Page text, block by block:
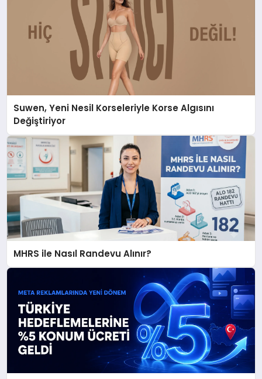
Suwen, Yeni Nesil Korseleriyle Korse Algısını
Değiştiriyor
MHRS ile Nasıl Randevu Alınır?